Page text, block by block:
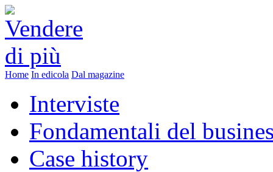
Home In edicola Dal magazine
Interviste
Fondamentali del
Case history